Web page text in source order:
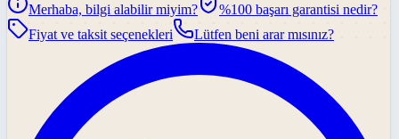
Merhaba, bilgi alabilir miyim?
%100 başarı garantisi nedir?
Fiyat ve taksit seçenekleri
Lütfen beni arar mısınız?